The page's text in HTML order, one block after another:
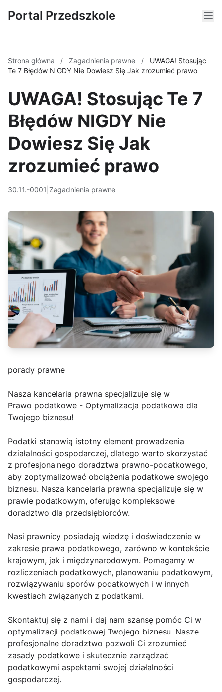
Portal Przedszkole
Strona główna / Zagadnienia prawne /
UWAGA! Stosując
Te 7 Błędów NIGDY Nie Dowiesz Się Jak zrozumieć prawo
UWAGA! Stosując Te 7
Błędów NIGDY Nie
Dowiesz Się Jak
zrozumieć prawo
30.11.-0001 Zagadnienia prawne
porady prawne
Nasza kancelaria prawna specjalizuje się w
Prawo podatkowe - Optymalizacja podatkowa dla
Twojego biznesu!
Podatki stanowią istotny element prowadzenia
działalności gospodarczej, dlatego warto skorzystać
z profesjonalnego doradztwa prawno-podatkowego,
aby zoptymalizować obciążenia podatkowe swojego
biznesu. Nasza kancelaria prawna specjalizuje się w
prawie podatkowym, oferując kompleksowe
doradztwo dla przedsiębiorców.
Nasi prawnicy posiadają wiedzę i doświadczenie w
zakresie prawa podatkowego, zarówno w kontekście
krajowym, jak i międzynarodowym. Pomagamy w
rozliczeniach podatkowych, planowaniu podatkowym,
rozwiązywaniu sporów podatkowych i w innych
kwestiach związanych z podatkami.
Skontaktuj się z nami i daj nam szansę pomóc Ci w
optymalizacji podatkowej Twojego biznesu. Nasze
profesjonalne doradztwo pozwoli Ci zrozumieć
zasady podatkowe i skutecznie zarządzać
podatkowymi aspektami swojej działalności
gospodarczej.